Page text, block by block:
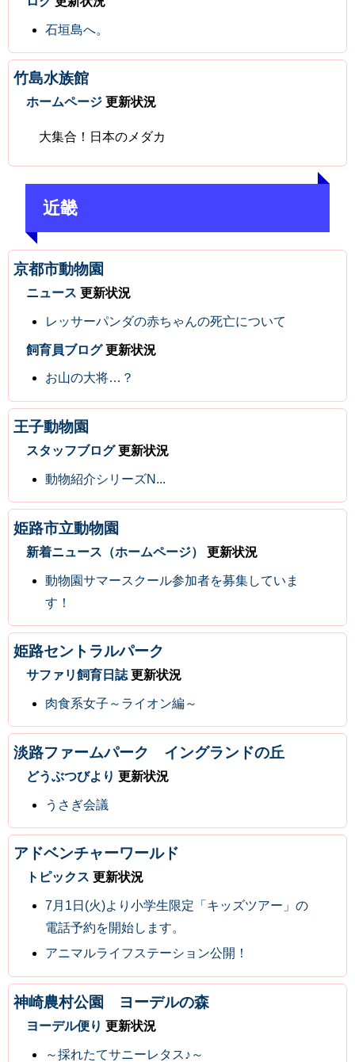
石垣島へ。
竹島水族館
ホームページ 更新状況
大集合！日本のメダカ
近畿
京都市動物園
ニュース 更新状況
レッサーパンダの赤ちゃんの死亡について
飼育員ブログ更新状況
お山の大将…？
王子動物園
スタッフブログ更新状況
動物紹介シリーズN...
姫路市立動物園
新着ニュース（ホームページ） 更新状況
動物園サマースクール参加者を募集していま
す！
姫路セントラルパーク
サファリ飼育日誌 更新状況
肉食系女子～ライオン編～
淡路ファームパーク イングランドの丘
どうぶつびより 更新状況
うさぎ会議
アドベンチャーワールド
トピックス 更新状況
7月1日(火)より小学生限定「キッズツアー」の
電話予約を開始します。
アニマルライフステーション公開！
神崎農村公園 ヨーデルの森
ヨーデル便り 更新状況
～採れたてサニーレタス♪～